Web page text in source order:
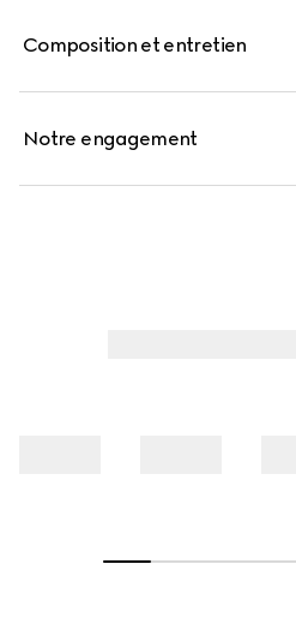
Composition et entretien
Notre engagement